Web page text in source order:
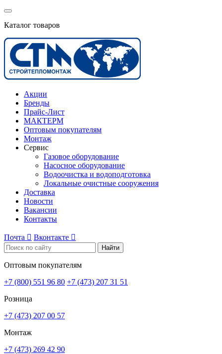
Каталог товаров
Акции
Бренды
Прайс-Лист
МАКТЕРМ
Оптовым покупателям
Монтаж
Сервис
Газовое оборудование
Насосное оборудование
Водоочистка и водоподготовка
Локальные очистные сооружения
Доставка
Новости
Вакансии
Контакты
Почта  Вконтакте 
Найти
Оптовым покупателям
+7 (800) 551 96 80 +7 (473) 207 31 51
Розница
+7 (473) 207 00 57
Монтаж
+7 (473) 269 42 90